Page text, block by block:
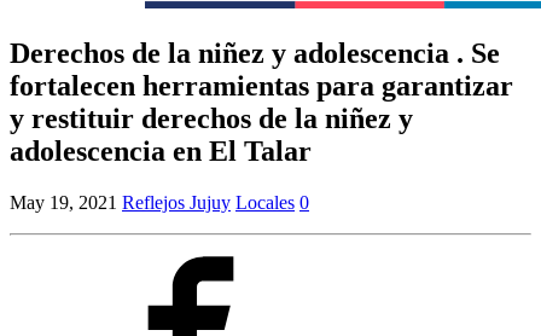
Derechos de la niñez y adolescencia . Se
fortalecen herramientas para garantizar
y restituir derechos de la niñez y
adolescencia en El Talar
May 19, 2021 Reflejos Jujuy Locales 0